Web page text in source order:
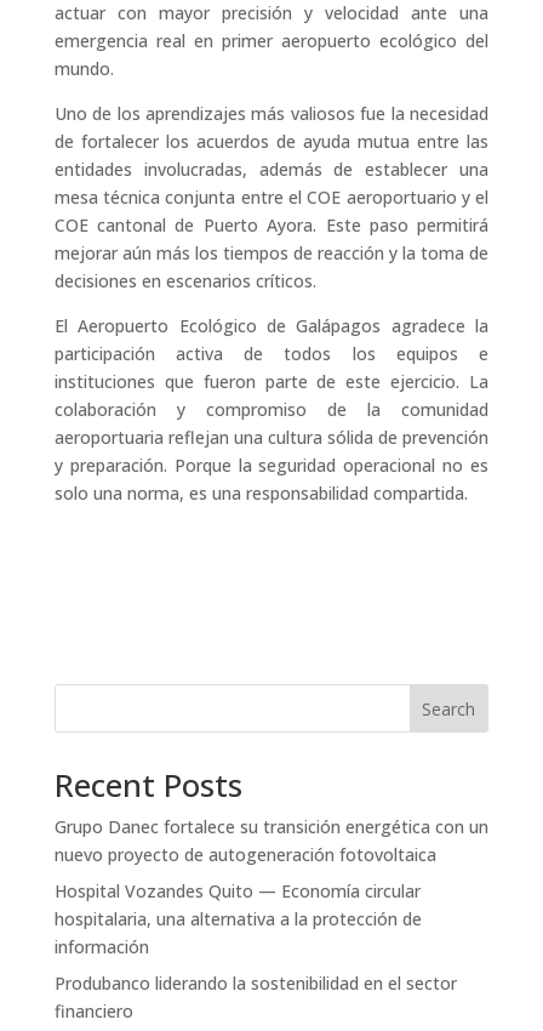
actuar con mayor precisión y velocidad ante una
emergencia real en primer aeropuerto ecológico del
mundo.
Uno de los aprendizajes más valiosos fue la necesidad
de fortalecer los acuerdos de ayuda mutua entre las
entidades involucradas, además de establecer una
mesa técnica conjunta entre el COE aeroportuario y el
COE cantonal de Puerto Ayora. Este paso permitirá
mejorar aún más los tiempos de reacción y la toma de
decisiones en escenarios críticos.
El Aeropuerto Ecológico de Galápagos agradece la
participación activa de todos los equipos e
instituciones que fueron parte de este ejercicio. La
colaboración y compromiso de la comunidad
aeroportuaria reflejan una cultura sólida de prevención
y preparación. Porque la seguridad operacional no es
solo una norma, es una responsabilidad compartida.
Search
Recent Posts
Grupo Danec fortalece su transición energética con un
nuevo proyecto de autogeneración fotovoltaica
Hospital Vozandes Quito — Economía circular
hospitalaria, una alternativa a la protección de
información
Produbanco liderando la sostenibilidad en el sector
financiero